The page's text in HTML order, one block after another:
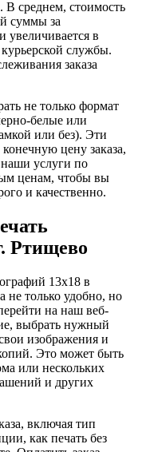
В среднем, стоимость
суммы за
увеличивается в
службы.
заказа
не только формат
белые или
или без). Эти
цену заказа,
услуги по
ценам, чтобы вы
и качественно.
Ртищево
13х18 в
только удобно, но
на наш веб-
выбрать нужный
изображения и
Это может быть
или нескольких
и других
включая тип
как печать без